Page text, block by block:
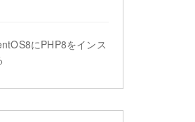
にPHP8をインス